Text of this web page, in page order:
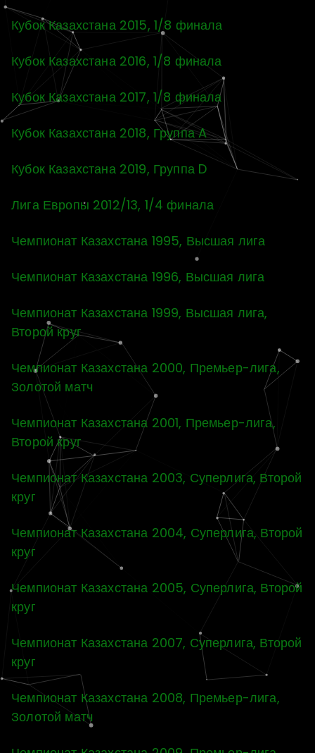
Кубок Казахстана 2015, 1/8 финала
Кубок Казахстана 2016, 1/8 финала
Кубок Казахстана 2017, 1/8 финала
Кубок Казахстана 2018, Группа A
Кубок Казахстана 2019, Группа D
Лига Европы 2012/13, 1/4 финала
Чемпионат Казахстана 1995, Высшая лига
Чемпионат Казахстана 1996, Высшая лига
Чемпионат Казахстана 1999, Высшая лига,
Второй круг
Чемпионат Казахстана 2000, Премьер-лига,
Золотой матч
Чемпионат Казахстана 2001, Премьер-лига,
Второй круг
Чемпионат Казахстана 2003, Суперлига, Второй
круг
Чемпионат Казахстана 2004, Суперлига, Второй
круг
Чемпионат Казахстана 2005, Суперлига, Второй
круг
Чемпионат Казахстана 2007, Суперлига, Второй
круг
Чемпионат Казахстана 2008, Премьер-лига,
Золотой матч